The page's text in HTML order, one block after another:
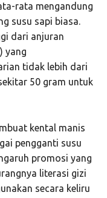
rata mengandung
susu sapi biasa.
dari anjuran
yang
tidak lebih dari
50 gram untuk
kental manis
pengganti susu
promosi yang
literasi gizi
secara keliru